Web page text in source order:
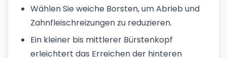
Wählen Sie weiche Borsten, um Abrieb und
Zahnfleischreizungen zu reduzieren.
Ein kleiner bis mittlerer Bürstenkopf
erleichtert das Erreichen der hinteren